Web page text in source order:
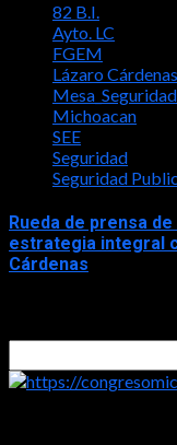
82 B.I.
Ayto. LC
FGEM
Lázaro Cárdenas
Michoacan
SEE
Seguridad
Seguridad
Rueda de prensa
estrategia integral
Cárdenas